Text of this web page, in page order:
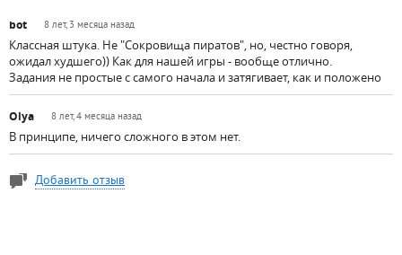
bot 8 лет, 3 месяца назад
Классная штука. Не "Сокровища пиратов", но, честно говоря,
ожидал худшего)) Как для нашей игры - вообще отлично.
Задания не простые с самого начала и затягивает, как и положено
Olya 8 лет, 4 месяца назад
В принципе, ничего сложного в этом нет.
Добавить отзыв